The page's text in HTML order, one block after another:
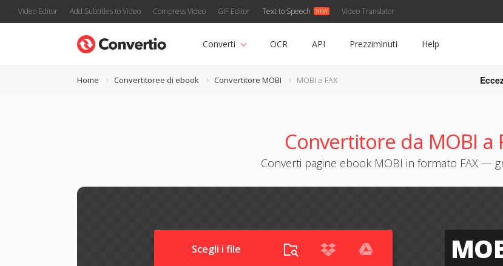
Video Editor Add Subtitles to Video Compress Video GIF Editor Text to Speech Video Translator
Converti OCR API Prezziminuti Help
Home Convertitoree di ebook Convertitore MOBI MOBI a FAX
Convertitore da MOBI a
Converti pagine ebook MOBI in formato FAX —
Scegli i file